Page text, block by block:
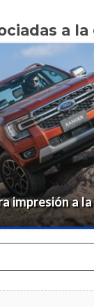
a
impresión a